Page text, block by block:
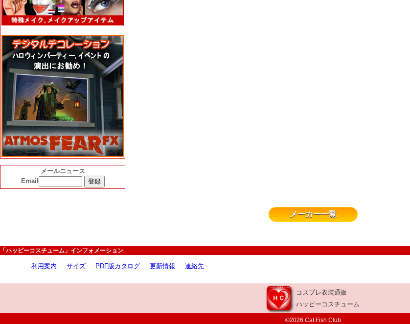
メールニュース
Email
メーカー一覧
「ハッピーコスチューム」インフォメーション
利用案内 サイズ PDF版カタログ 更新情報 連絡先
コスプレ衣装通販
ハッピーコスチューム
©2026 Cat Fish Club